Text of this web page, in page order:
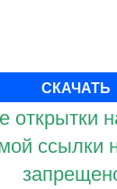
СКАЧАТЬ
ссылки